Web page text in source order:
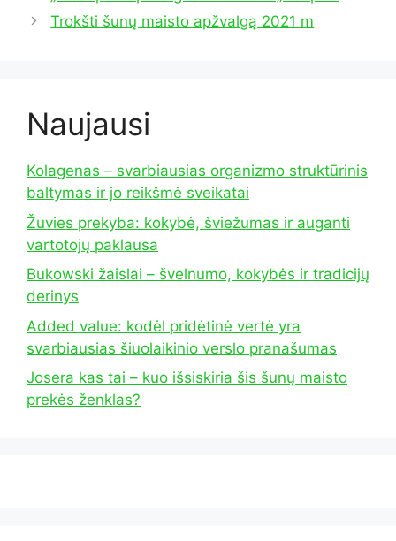
Trokšti šunų maisto apžvalgą 2021 m
Naujausi
Kolagenas – svarbiausias organizmo struktūrinis
baltymas ir jo reikšmė sveikatai
Žuvies prekyba: kokybė, šviežumas ir auganti
vartotojų paklausa
Bukowski žaislai – švelnumo, kokybės ir tradicijų
derinys
Added value: kodėl pridėtinė vertė yra
svarbiausias šiuolaikinio verslo pranašumas
Josera kas tai – kuo išsiskiria šis šunų maisto
prekės ženklas?